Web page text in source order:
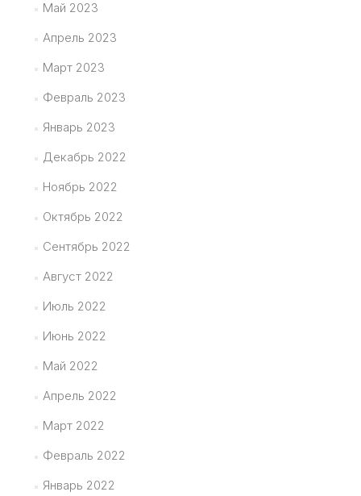
Май 2023
Апрель 2023
Март 2023
Февраль 2023
Январь 2023
Декабрь 2022
Ноябрь 2022
Октябрь 2022
Сентябрь 2022
Август 2022
Июль 2022
Июнь 2022
Май 2022
Апрель 2022
Март 2022
Февраль 2022
Январь 2022